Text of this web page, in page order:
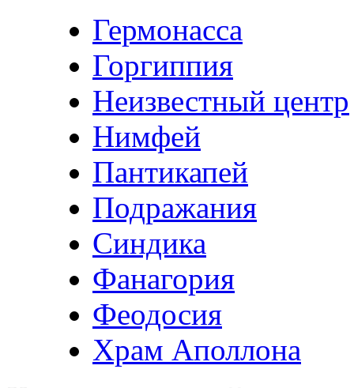
Гермонасса
Горгиппия
Неизвестный центр
Нимфей
Пантикапей
Подражания
Синдика
Фанагория
Феодосия
Храм Аполлона